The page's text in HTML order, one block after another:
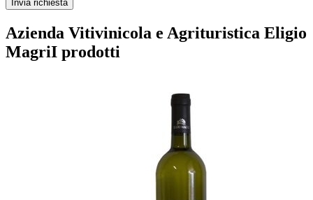
Invia richiesta
Azienda Vitivinicola e Agrituristica Eligio
MagriI prodotti